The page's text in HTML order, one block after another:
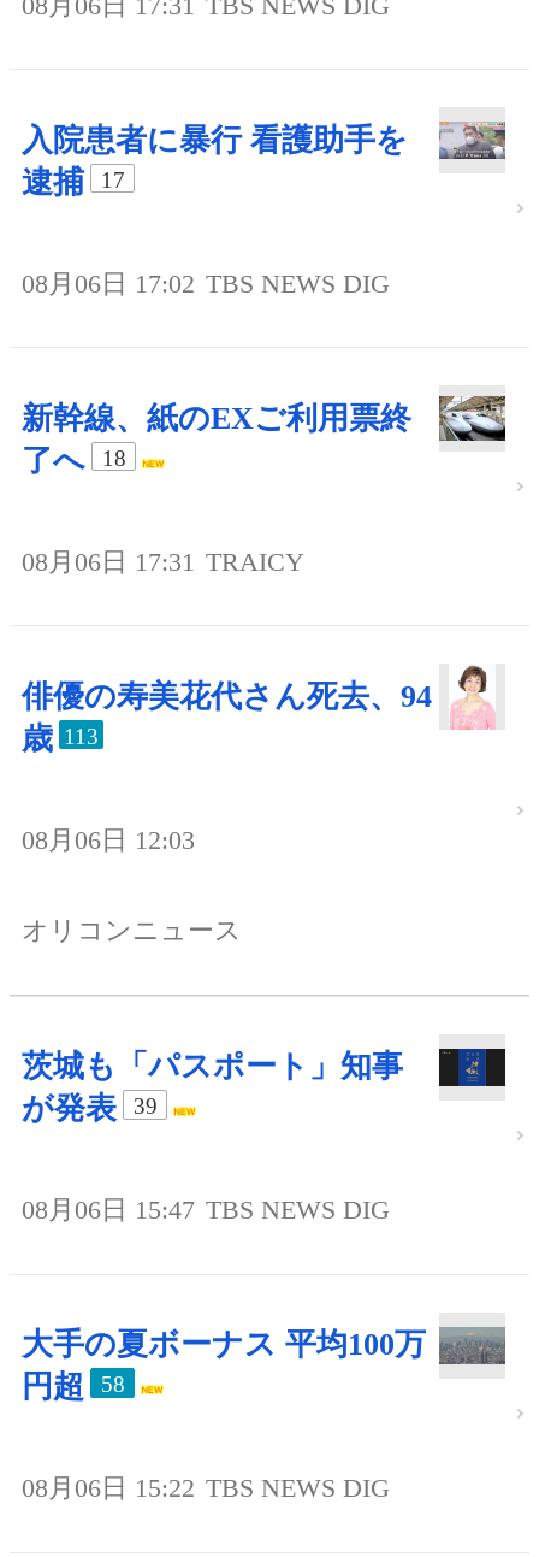
入院患者に暴行 看護助手を
逮捕
17
08月06日 17:02 TBS NEWS DIG
新幹線、紙のEXご利用票終
了へ
18
08月06日 17:31 TRAICY
俳優の寿美花代さん死去、94
歳 113
08月06日 12:03
オリコンニュース
茨城も「パスポート」知事
が発表
39
08月06日 15:47 TBS NEWS DIG
大手の夏ボーナス 平均100万
円超
58
08月06日 15:22 TBS NEWS DIG